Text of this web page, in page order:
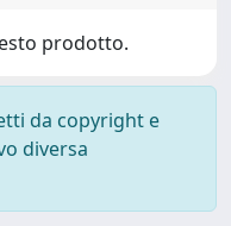
prodotto.
da copyright e
diversa